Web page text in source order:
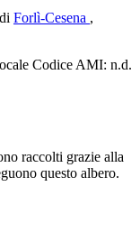
Forlì-Cesena ,
Codice AMI: n.d.
raccolti grazie alla
questo albero.